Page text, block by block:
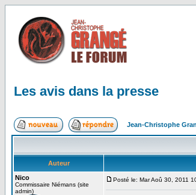
Les avis dans la presse
Jean-Christophe
Auteur
Nico
Commissaire Niémans (site
admin)
Posté le: Mar Aoû 30, 2011